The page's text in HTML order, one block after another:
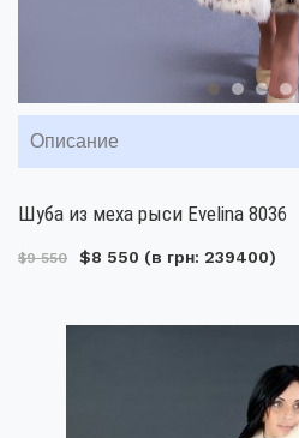
Описание
Шуба из меха рыси Evelina 8036
$9 550 $8 550 (в грн: 239400)